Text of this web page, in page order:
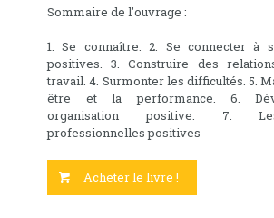
Sommaire de l'ouvrage :
1. Se connaître. 2. Se connecter à
positives. 3. Construire des
travail. 4. Surmonter les difficultés. 5.
être et la performance. 6.
organisation positive. 7.
professionnelles positives
Acheter le livre !